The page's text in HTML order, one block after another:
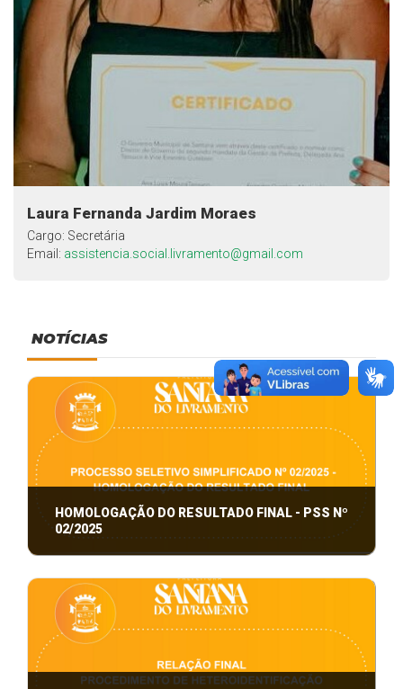
Laura Fernanda Jardim Moraes
Cargo: Secretária
Email: assistencia.social.livramento@gmail.com
NOTÍCIAS
HOMOLOGAÇÃO DO RESULTADO FINAL - PSS Nº
02/2025
PROCESSO SELETIVO SIMPLIFICADO Nº 02/2025 -
HOMOLOGAÇÃO DO RESULTADO FINAL